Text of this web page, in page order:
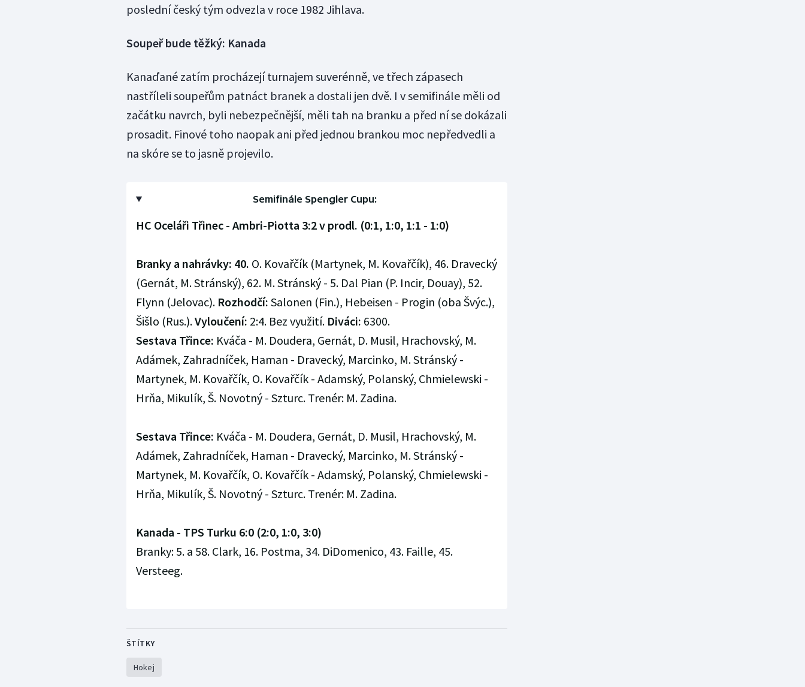
poslední český tým odvezla v roce 1982 Jihlava.
Soupeř bude těžký: Kanada
Kanaďané zatím procházejí turnajem suverénně, ve třech zápasech
nastříleli soupeřům patnáct branek a dostali jen dvě. I v semifinále měli od
začátku navrch, byli nebezpečnější, měli tah na branku a před ní se dokázali
prosadit. Finové toho naopak ani před jednou brankou moc nepředvedli a
na skóre se to jasně projevilo.
Semifinále Spengler Cupu:
HC Oceláři Třinec - Ambri-Piotta 3:2 v prodl. (0:1, 1:0, 1:1 - 1:0)
Branky a nahrávky: 40. O. Kovařčík (Martynek, M. Kovařčík), 46. Dravecký
(Gernát, M. Stránský), 62. M. Stránský - 5. Dal Pian (P. Incir, Douay), 52.
Flynn (Jelovac). Rozhodčí: Salonen (Fin.), Hebeisen - Progin (oba Švýc.),
Šišlo (Rus.).Vyloučení: 2:4. Bez využití. Diváci: 6300.
Sestava Třince: Kváča - M. Doudera, Gernát, D. Musil, Hrachovský, M.
Adámek, Zahradníček, Haman - Dravecký, Marcinko, M. Stránský -
Martynek, M. Kovařčík, O. Kovařčík - Adamský, Polanský, Chmielewski -
Hrňa, Mikulík, Š. Novotný - Szturc. Trenér: M. Zadina.
Sestava Třince: Kváča - M. Doudera, Gernát, D. Musil, Hrachovský, M.
Adámek, Zahradníček, Haman - Dravecký, Marcinko, M. Stránský -
Martynek, M. Kovařčík, O. Kovařčík - Adamský, Polanský, Chmielewski -
Hrňa, Mikulík, Š. Novotný - Szturc. Trenér: M. Zadina.
Kanada - TPS Turku 6:0 (2:0, 1:0, 3:0)
Branky: 5. a 58. Clark, 16. Postma, 34. DiDomenico, 43. Faille, 45.
Versteeg.
ŠTÍTKY
Hokej